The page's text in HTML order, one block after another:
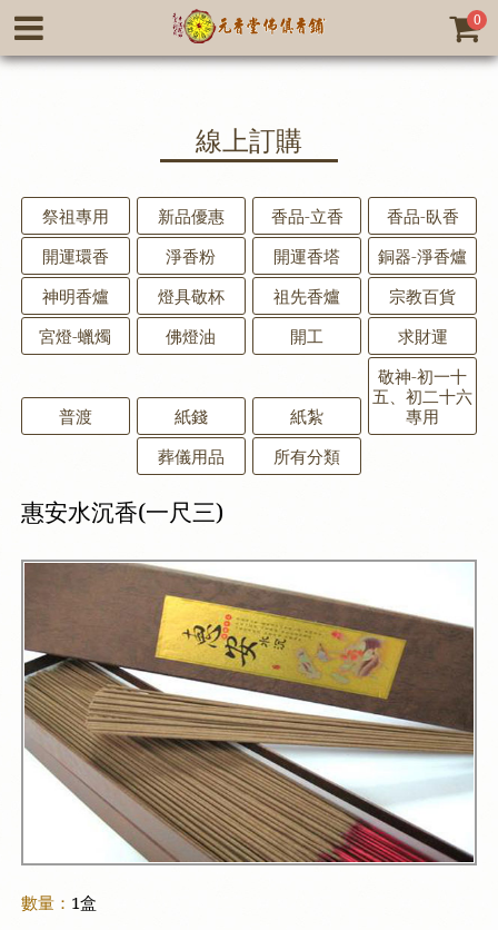
0
線上訂購
祭祖專用 新品優惠 香品-立香
香品-臥香
開運環香
淨香粉 開運香塔
銅器-淨香爐
神明香爐
燈具敬杯 祖先香爐
宗教百貨
宮燈-蠟燭
佛燈油 開工 求財運
普渡 紙錢 紙紮
敬神-初一十
五、初二十六
專用
葬儀用品
所有分類
惠安水沉香(一尺三)
數量： 1盒